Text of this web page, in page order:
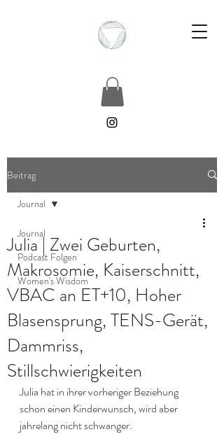
Beitrag
Journal
Podcast Folgen
Women's Wisdom
Journal
Julia | Zwei Geburten,
Makrosomie, Kaiserschnitt,
VBAC an ET+10, Hoher
Blasensprung, TENS-Gerät,
Dammriss,
Stillschwierigkeiten
Julia hat in ihrer vorheriger Beziehung
schon einen Kinderwunsch, wird aber
jahrelang nicht schwanger.